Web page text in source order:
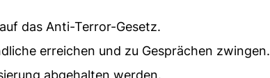
das Anti-Terror-Gesetz.
erreichen und zu Gesprächen zwingen.
abgehalten werden.